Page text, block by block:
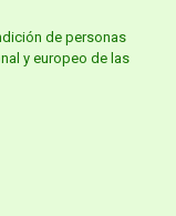
de personas
y europeo de las